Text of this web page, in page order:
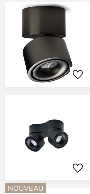
NOUVEAU